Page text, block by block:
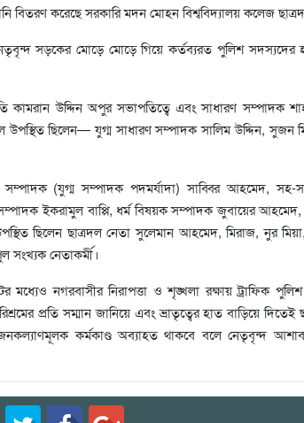
বিতরণ করেছে সরকারি মদন মোহন বিশ্ববিদ্যালয় কলেজ
সড়কের মোড়ে মোড়ে গিয়ে কর্তব্যরত পুলিশ সদস্যদের
উদ্দিন অপুর সভাপতিত্বে এবং সাধারণ সম্পাদক
উপস্থিত ছিলেন— যুগ্ম সাধারণ সম্পাদক সালিম উদ্দিন, সুজন
(যুগ্ম সম্পাদক পদমর্যাদা) সাব্বির আহমেদ, সহ-
ইকরামুল বাপ্পি, ধর্ম বিষয়ক সম্পাদক জুবায়ের
ছিলেন ছাত্রদল নেতা সুলেমান আহমেদ, মিরাজ, নুর
সংখ্যক নেতাকর্মী।
নগরবাসীর নিরাপত্তা ও শৃঙ্খলা রক্ষায় ট্রাফিক
প্রতি সম্মান জানিয়ে এবং ভ্রাতৃত্বের হাত বাড়িয়ে দিতেই
কর্মকাণ্ড অব্যাহত থাকবে বলে নেতৃবৃন্দ